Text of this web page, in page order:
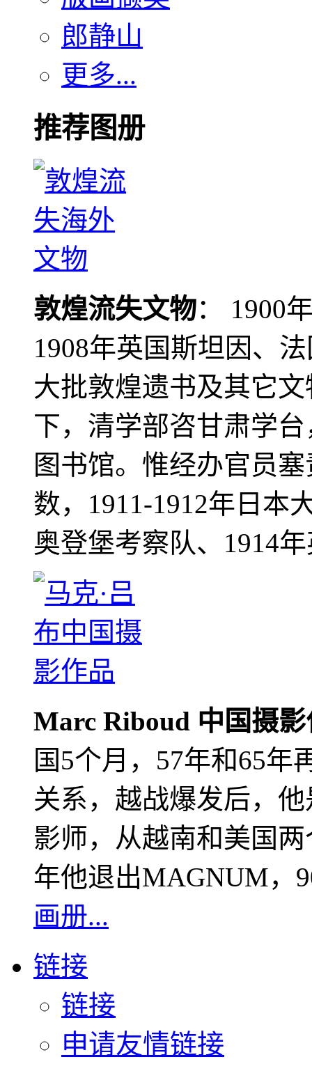
郎静山
更多...
推荐图册
敦煌流失文物： 1900
1908年英国斯坦因、
大批敦煌遗书及其它
下，清学部咨甘肃学
图书馆。惟经办官员
数，1911-1912年日本
奥登堡考察队、1914
Marc Riboud 中国摄
国5个月，57年和65年
关系，越战爆发后，
影师，从越南和美国
年他退出MAGNUM，
画册...
链接
链接
申请友情链接